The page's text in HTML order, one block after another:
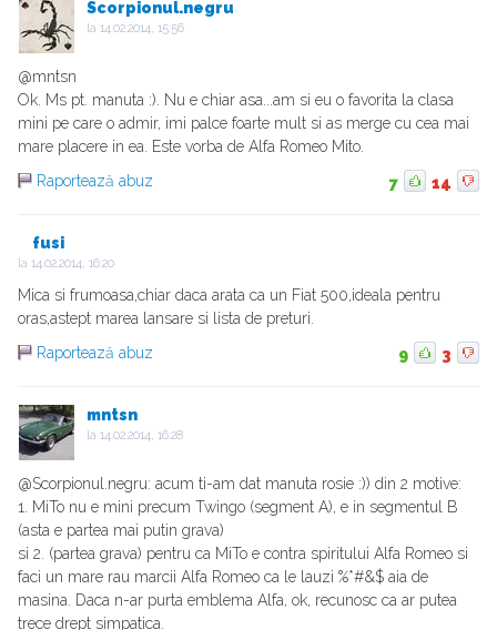
Scorpionul.negru
la 14.02.2014, 15:56
@mntsn
Ok. Ms pt. manuta :). Nu e chiar asa...am si eu o favorita la clasa
mini pe care o admir, imi palce foarte mult si as merge cu cea mai
mare placere in ea. Este vorba de Alfa Romeo Mito.
Raportează abuz
7 14
fusi
la 14.02.2014, 16:20
Mica si frumoasa,chiar daca arata ca un Fiat 500,ideala pentru
oras,astept marea lansare si lista de preturi.
Raportează abuz
9 3
mntsn
la 14.02.2014, 16:28
@Scorpionul.negru: acum ti-am dat manuta rosie :)) din 2 motive:
1. MiTo nu e mini precum Twingo (segment A), e in segmentul B
(asta e partea mai putin grava)
si 2. (partea grava) pentru ca MiTo e contra spiritului Alfa Romeo si
faci un mare rau marcii Alfa Romeo ca le lauzi %*#&$ aia de
masina. Daca n-ar purta emblema Alfa, ok, recunosc ca ar putea
trece drept simpatica.